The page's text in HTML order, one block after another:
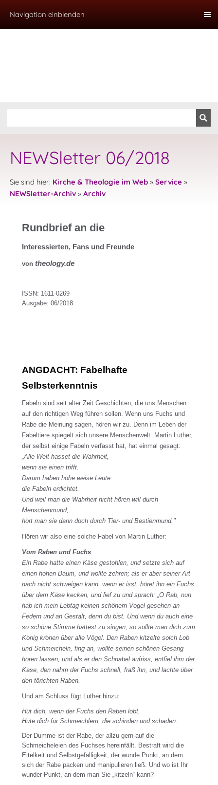
Navigation einblenden
NEWSletter 06/2018
Sie sind hier: Kirche & Theologie im Web » Service »
NEWSletter-Archiv » Archiv
Rundbrief an die
Interessierten, Fans und Freunde
von theology.de
ISSN: 1611-0269
Ausgabe: 06/2018
ANGDACHT: Fabelhafte
Selbsterkenntnis
Fabeln sind seit alter Zeit Geschichten, die uns Menschen
auf den richtigen Weg führen sollen. Wenn uns Fuchs und
Rabe die Meinung sagen, hören wir zu. Denn im Leben der
Fabeltiere spiegelt sich unsere Menschenwelt. Martin Luther,
der selbst einige Fabeln verfasst hat, hat einmal gesagt:
„Alle Welt hasset die Wahrheit, -
wenn sie einen trifft.
Darum haben hohe weise Leute
die Fabeln erdichtet.
Und weil man die Wahrheit nicht hören will durch
Menschenmund,
hört man sie dann doch durch Tier- und Bestienmund."
Hören wir also eine solche Fabel von Martin Luther:
Vom Raben und Fuchs
Ein Rabe hatte einen Käse gestohlen, und setzte sich auf
einen hohen Baum, und wollte zehren; als er aber seiner Art
nach nicht schweigen kann, wenn er isst, höret ihn ein Fuchs
über dem Käse kecken, und lief zu und sprach: „O Rab, nun
hab ich mein Lebtag keinen schönern Vogel gesehen an
Federn und an Gestalt, denn du bist. Und wenn du auch eine
so schöne Stimme hättest zu singen, so sollte man dich zum
König krönen über alle Vögel. Den Raben kitzelte solch Lob
und Schmeicheln, fing an, wollte seinen schönen Gesang
hören lassen, und als er den Schnabel aufriss, entfiel ihm der
Käse, den nahm der Fuchs schnell, fraß ihn, und lachte über
den törichten Raben.
Und am Schluss fügt Luther hinzu:
Hüt dich, wenn der Fuchs den Raben lobt.
Hüte dich für Schmeichlern, die schinden und schaden.
Der Dumme ist der Rabe, der allzu gern auf die
Schmeicheleien des Fuchses hereinfällt. Bestraft wird die
Eitelkeit und Selbstgefälligkeit, der wunde Punkt, an dem
sich der Rabe packen und manipulieren ließ. Und wo ist Ihr
wunder Punkt, an dem man Sie „kitzeln“ kann?